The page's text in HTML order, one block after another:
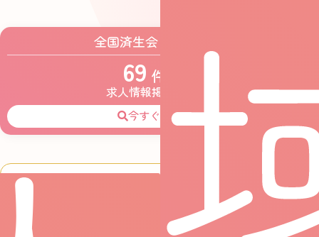
全国済生会グループ
69 件の
求人情報掲載中！
今すぐ検索
日本一働きやすい病院AWARD2025
大賞＆ベストプレゼン賞 受賞